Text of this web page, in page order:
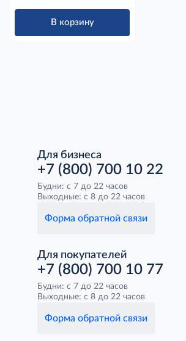
В корзину
Для бизнеса
+7 (800) 700 10 22
Будни: с 7 до 22 часов
Выходные: с 8 до 22 часов
Форма обратной связи
Для покупателей
+7 (800) 700 10 77
Будни: с 7 до 22 часов
Выходные: с 8 до 22 часов
Форма обратной связи